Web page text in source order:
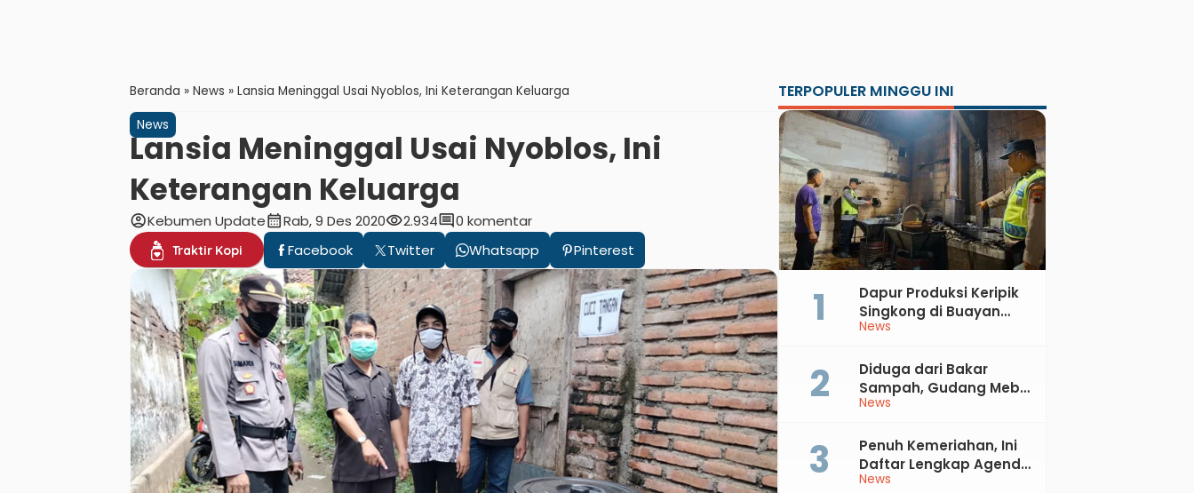
Beranda » News » Lansia Meninggal Usai Nyoblos, Ini Keterangan Keluarga
News
Lansia Meninggal Usai Nyoblos, Ini
Keterangan Keluarga
account_circleKebumen Updatecalendar_monthRab, 9 Des 2020visibility2.934comment0 komentar
Traktir Kopi Facebook Twitter Whatsapp Pinterest
TERPOPULER MINGGU INI
News
Dapur Produksi Keripik
Singkong di Buayan
Terbakar, Kerugian
News
Diduga dari Bakar
Sampah, Gudang Mebel
di Petanahan Hangus
News
Penuh Kemeriahan, Ini
Daftar Lengkap Agenda
Peringatan HUT ke-81 RI